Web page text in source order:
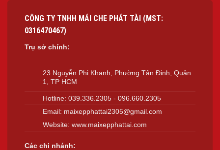
CÔNG TY TNHH MÁI CHE PHÁT TÀI (MST:
0316470467)
Trụ sở chính:
23 Nguyễn Phi Khanh, Phường Tân Định, Quận
1, TP HCM
Hotline:039.336.2305 -096.660.2305
Email: maixepphattai2305@gmail.com
Website:www.maixepphattai.com
Các chi nhánh: